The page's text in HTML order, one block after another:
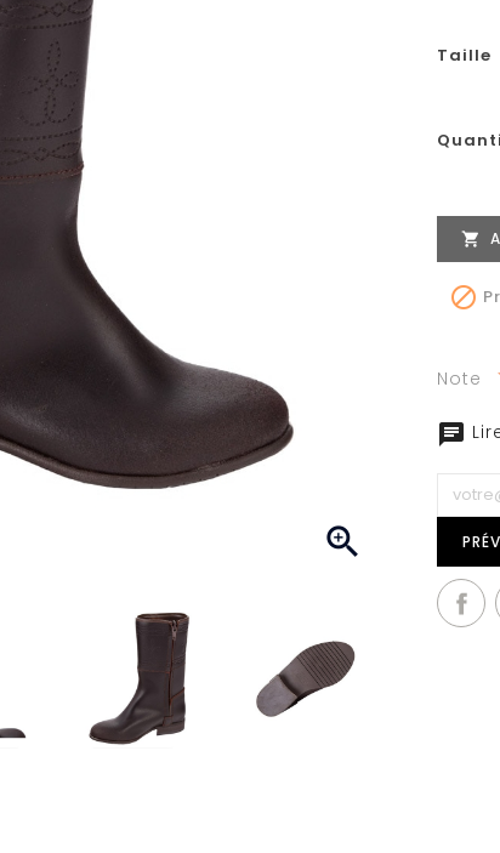

Taille


Note